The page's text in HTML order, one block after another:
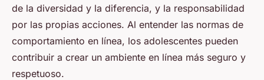
de la diversidad y la diferencia, y la responsabilidad
por las propias acciones. Al entender las normas de
comportamiento en línea, los adolescentes pueden
contribuir a crear un ambiente en línea más seguro y
respetuoso.